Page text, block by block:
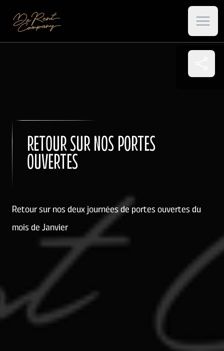
Open
RETOUR SUR NOS PORTES
OUVERTES
Retour sur nos deux journées de portes ouvertes du
mois de Janvier